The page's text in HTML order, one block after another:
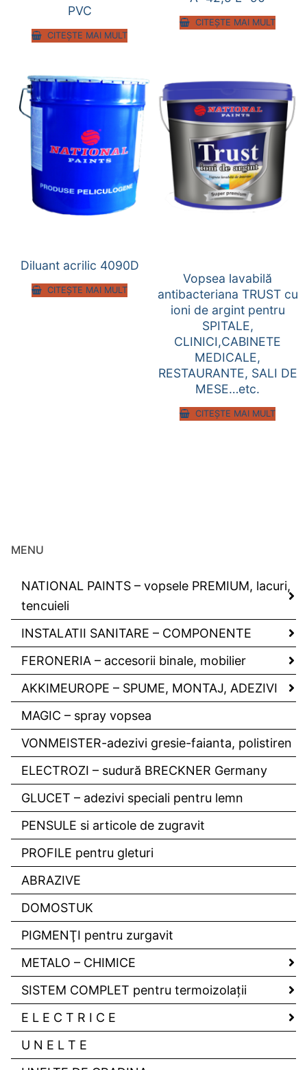
PVC
CITEȘTE MAI MULT
CITEȘTE MAI MULT
Diluant acrilic 4090D
CITEȘTE MAI MULT
Vopsea lavabilă
antibacteriana TRUST cu
ioni de argint pentru
SPITALE,
CLINICI,CABINETE
MEDICALE,
RESTAURANTE, SALI DE
MESE…etc.
CITEȘTE MAI MULT
MENU
NATIONAL PAINTS – vopsele PREMIUM, lacuri,
tencuieli
INSTALATII SANITARE – COMPONENTE
FERONERIA – accesorii binale, mobilier
AKKIMEUROPE – SPUME, MONTAJ, ADEZIVI
MAGIC – spray vopsea
VONMEISTER-adezivi gresie-faianta, polistiren
ELECTROZI – sudură BRECKNER Germany
GLUCET – adezivi speciali pentru lemn
PENSULE si articole de zugravit
PROFILE pentru gleturi
ABRAZIVE
DOMOSTUK
PIGMENŢI pentru zurgavit
METALO – CHIMICE
SISTEM COMPLET pentru termoizolaţii
E L E C T R I C E
U N E L T E